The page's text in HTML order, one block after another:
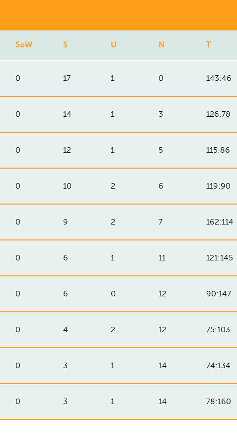
SoW S U N T
0 17 1 0 143:46
0 14 1 3 126:78
0 12 1 5 115:86
0 10 2 6 119:90
0 9 2 7 162:114
0 6 1 11 121:145
0 6 0 12 90:147
0 4 2 12 75:103
0 3 1 14 74:134
0 3 1 14 78:160